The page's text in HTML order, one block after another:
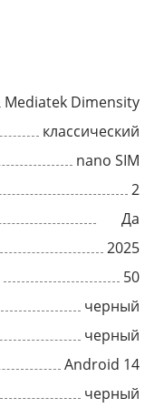
Mediatek Dimensity
классический
nano SIM
2
Да
2025
50
черный
черный
Android 14
черный